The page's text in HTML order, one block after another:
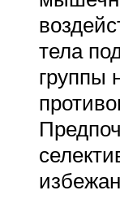
тела
группы